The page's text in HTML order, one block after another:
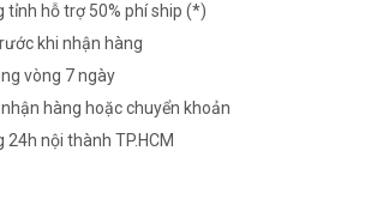
tỉnh hỗ trợ 50% phí ship (*)
khi nhận hàng
vòng 7 ngày
hàng hoặc chuyển khoản
24h nội thành TP.HCM